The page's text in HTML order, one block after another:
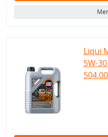
Liqui
5W-